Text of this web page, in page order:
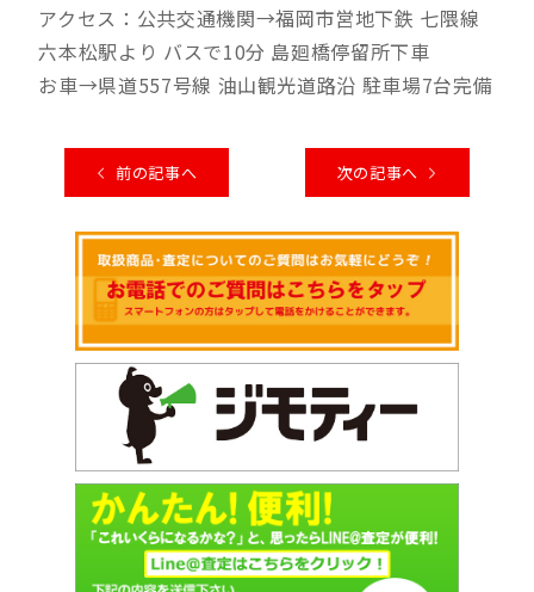
アクセス：公共交通機関→福岡市営地下鉄 七隈線
六本松駅より バスで10分 島廻橋停留所下車
お車→県道557号線 油山観光道路沿 駐車場7台完備
前の記事へ 次の記事へ